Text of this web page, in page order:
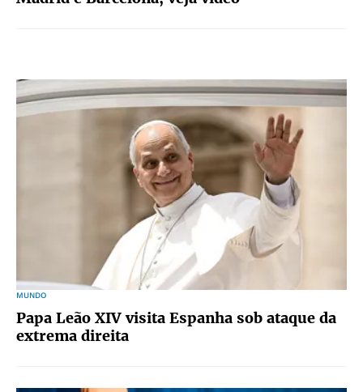
MUNDO
Papa Leão XIV visita Espanha sob ataque da
extrema direita